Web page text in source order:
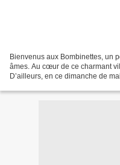
Bienvenus aux Bombinettes, un
âmes. Au cœur de ce charmant
D’ailleurs, en ce dimanche de